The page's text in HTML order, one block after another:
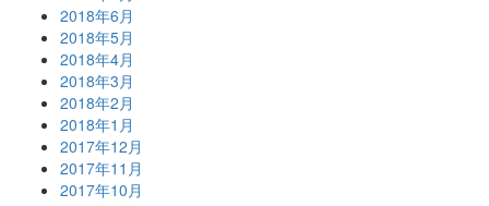
2018年6月
2018年5月
2018年4月
2018年3月
2018年2月
2018年1月
2017年12月
2017年11月
2017年10月